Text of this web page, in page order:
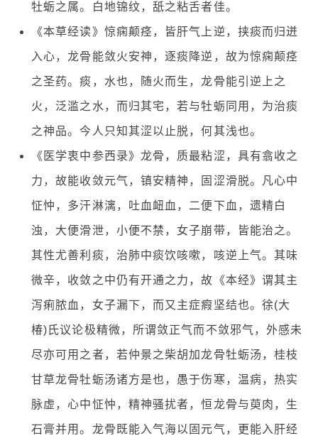
牡蛎之属。白地锦纹，舐之粘舌者佳。
《本草经读》惊痫颠痉，皆肝气上逆，挟痰而归迸
入心，龙骨能敛火安神，逐痰降逆，故为惊痫颠痉
之圣药。痰，水也，随火而生，龙骨能引逆上之
火，泛滥之水，而归其宅，若与牡蛎同用，为治痰
之神品。今人只知其涩以止脱，何其浅也。
《医学衷中参西录》龙骨，质最粘涩，具有翕收之
力，故能收敛元气，镇安精神，固涩滑脱。凡心中
怔忡，多汗淋漓，吐血衄血，二便下血，遗精白
浊，大便滑泄，小便不禁，女子崩带，皆能治之。
其性尤善利痰，治肺中痰饮咳嗽，咳逆上气。其味
微辛，收敛之中仍有开通之力，故《本经》谓其主
泻痢脓血，女子漏下，而又主症瘕坚结也。徐(大
椿)氏议论极精微，所谓敛正气而不敛邪气，外感未
尽亦可用之者，若仲景之柴胡加龙骨牡蛎汤，桂枝
甘草龙骨牡蛎汤诸方是也，愚于伤寒，温病，热实
脉虚，心中怔忡，精神骚扰者，恒龙骨与萸肉，生
石膏并用。龙骨既能入气海以固元气，更能入肝经